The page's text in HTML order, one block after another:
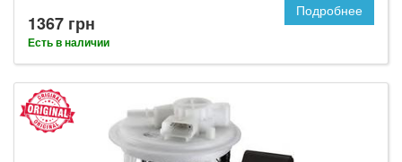
1367 грн
Есть в наличии
Подробнее